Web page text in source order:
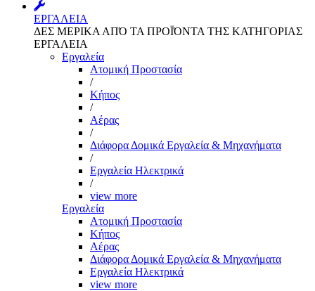
ΕΡΓΑΛΕΙΑ
ΔΕΣ ΜΕΡΙΚΑ ΑΠΌ ΤΑ ΠΡΟΪΌΝΤΑ ΤΗΣ ΚΑΤΗΓΟΡΙΑΣ
ΕΡΓΑΛΕΙΑ
Εργαλεία
Aτομική Προστασία
/
Kήπος
/
Αέρας
/
Διάφορα Δομικά Εργαλεία & Μηχανήματα
/
Εργαλεία Ηλεκτρικά
/
view more
Εργαλεία
Aτομική Προστασία
Kήπος
Αέρας
Διάφορα Δομικά Εργαλεία & Μηχανήματα
Εργαλεία Ηλεκτρικά
view more